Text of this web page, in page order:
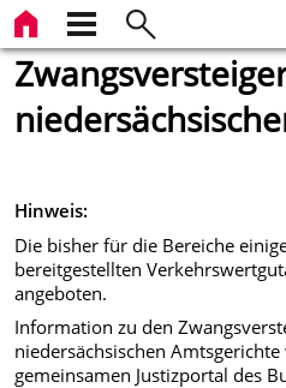
Hinweis:
Die bisher für die Bereiche
bereitgestellten
angeboten.
Information zu den
niedersächsischen
gemeinsamen Justizportal des